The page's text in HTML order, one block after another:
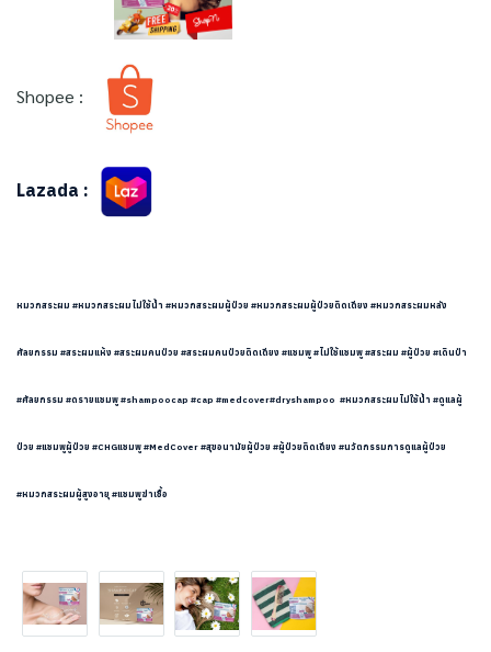
Shopee :
Lazada :
หมวกสระผม #หมวกสระผมไม่ใช้น้ำ #หมวกสระผมผู้ป่วย #หมวกสระผมผู้ป่วยติดเตียง #หมวกสระผมหลัง
ศัลยกรรม #สระผมแห้ง #สระผมคนป่วย #สระผมคนป่วยติดเตียง #แชมพู #ไม่ใช้แชมพู #สระผม #ผู้ป่วย #เดินป่า
#ศัลยกรรม #ดรายแชมพู #shampoocap #cap #medcover#dryshampoo #หมวกสระผมไม่ใช้น้ำ #ดูแลผู้
ป่วย #แชมพูผู้ป่วย #CHGแชมพู #MedCover #สุขอนามัยผู้ป่วย #ผู้ป่วยติดเตียง #นวัตกรรมการดูแลผู้ป่วย
#หมวกสระผมผู้สูงอายุ #แชมพูฆ่าเชื้อ